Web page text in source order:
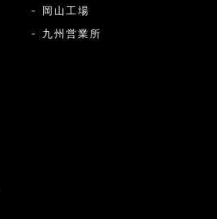
- 岡山工場
- 九州営業所